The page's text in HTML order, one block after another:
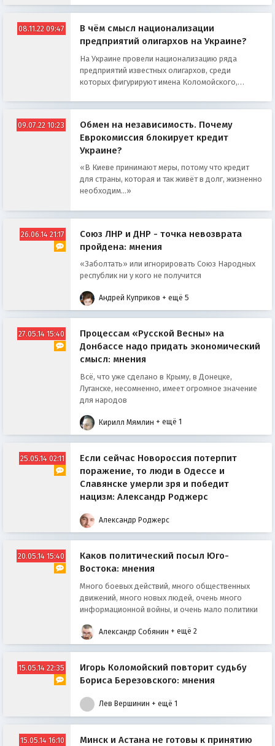
08.11.22 09:47
В чём смысл национализации
предприятий олигархов на Украине?
На Украине провели национализацию ряда
предприятий известных олигархов, среди
которых фигурируют имена Коломойского,
09.07.22 10:23
Обмен на независимость. Почему
Еврокомиссия блокирует кредит
Украине?
«В Киеве принимают меры, потому что кредит
для страны, которая и так живёт в долг, жизненно
необходим...»
26.06.14 21:17
Союз ЛНР и ДНР - точка невозврата
пройдена: мнения
«Заболтать» или игнорировать Союз Народных
республик ни у кого не получится
Андрей Куприков + ещё 5
27.05.14 15:40
Процессам «Русской Весны» на
Донбассе надо придать экономический
смысл: мнения
Всё, что уже сделано в Крыму, в Донецке,
Луганске, несомненно, имеет огромное значение
для народов
Кирилл Мямлин + ещё 1
25.05.14 02:11
Если сейчас Новороссия потерпит
поражение, то люди в Одессе и
Славянске умерли зря и победит
нацизм: Александр Роджерс
Александр Роджерс
20.05.14 15:40
Каков политический посыл Юго-
Востока: мнения
Много боевых дейcтвий, много общеcтвенных
движений, много новых людей, очень много
информационной войны, и очень мало политики
Александр Собянин + ещё 2
15.05.14 22:35
Игорь Коломойский повторит судьбу
Бориса Березовского: мнения
Лев Вершинин + ещё 1
15.05.14 16:10
Минcк и Аcтана не готовы к принятию